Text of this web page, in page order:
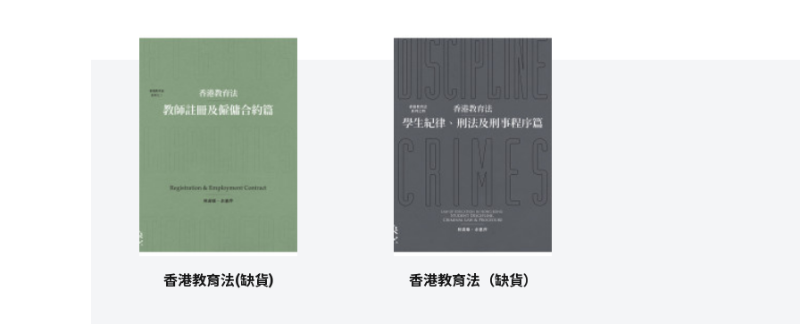
香港教育法(缺貨) 香港教育法（缺貨）